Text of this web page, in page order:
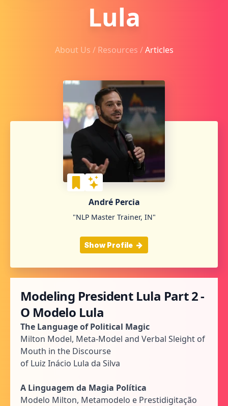
Lula
About Us / Resources /Articles
André Percia
"NLP Master Trainer, IN"
Show Profile
Modeling President Lula Part 2 -
O Modelo Lula
The Language of Political Magic
Milton Model, Meta-Model and Verbal Sleight of
Mouth in the Discourse
of Luiz Inácio Lula da Silva
A Linguagem da Magia Política
Modelo Milton, Metamodelo e Prestidigitação